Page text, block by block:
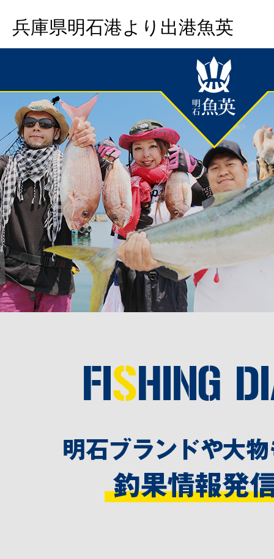
兵庫県明石港より出港魚英